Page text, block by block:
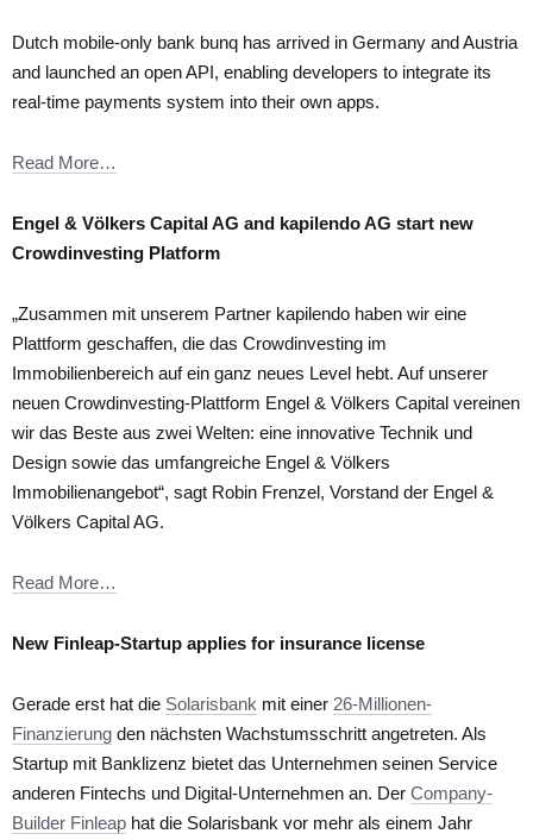
Dutch mobile-only bank bunq has arrived in Germany and Austria
and launched an open API, enabling developers to integrate its
real-time payments system into their own apps.
Read More…
Engel & Völkers Capital AG and kapilendo AG start new
Crowdinvesting Platform
„Zusammen mit unserem Partner kapilendo haben wir eine
Plattform geschaffen, die das Crowdinvesting im
Immobilienbereich auf ein ganz neues Level hebt. Auf unserer
neuen Crowdinvesting-Plattform Engel & Völkers Capital vereinen
wir das Beste aus zwei Welten: eine innovative Technik und
Design sowie das umfangreiche Engel & Völkers
Immobilienangebot“, sagt Robin Frenzel, Vorstand der Engel &
Völkers Capital AG.
Read More…
New Finleap-Startup applies for insurance license
Gerade erst hat die Solarisbank mit einer 26-Millionen-
Finanzierung den nächsten Wachstumsschritt angetreten. Als
Startup mit Banklizenz bietet das Unternehmen seinen Service
anderen Fintechs und Digital-Unternehmen an. Der Company-
Builder Finleap hat die Solarisbank vor mehr als einem Jahr